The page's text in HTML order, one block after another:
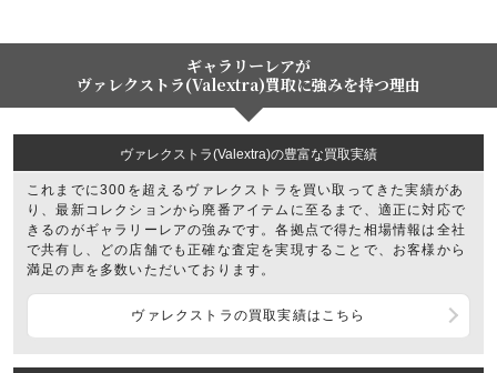
ギャラリーレアが
ヴァレクストラ(Valextra)買取に強みを持つ理由
ヴァレクストラ(Valextra)の豊富な買取実績
これまでに300を超えるヴァレクストラを買い取ってきた実績があ
り、最新コレクションから廃番アイテムに至るまで、適正に対応で
きるのがギャラリーレアの強みです。各拠点で得た相場情報は全社
で共有し、どの店舗でも正確な査定を実現することで、お客様から
満足の声を多数いただいております。
ヴァレクストラの買取実績はこちら